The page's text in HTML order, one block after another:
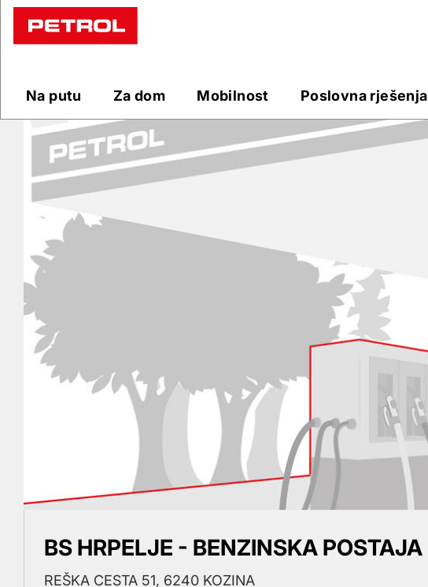
Prodajna
mjesta
Na putu Za dom Mobilnost Poslovna rješenja
BS HRPELJE - BENZINSKA POSTAJA
REŠKA CESTA 51, 6240 KOZINA